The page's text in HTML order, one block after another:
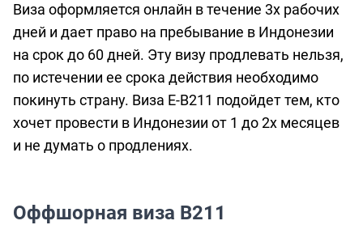
Виза оформляется онлайн в течение 3х рабочих
дней и дает право на пребывание в Индонезии
на срок до 60 дней. Эту визу продлевать нельзя,
по истечении ее срока действия необходимо
покинуть страну. Виза E-B211 подойдет тем, кто
хочет провести в Индонезии от 1 до 2х месяцев
и не думать о продлениях.
Оффшорная виза B211